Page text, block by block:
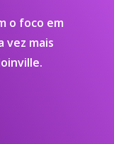
o foco em
vez mais